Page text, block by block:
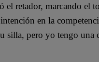
el retador, marcando el
en la
silla, pero yo tengo una